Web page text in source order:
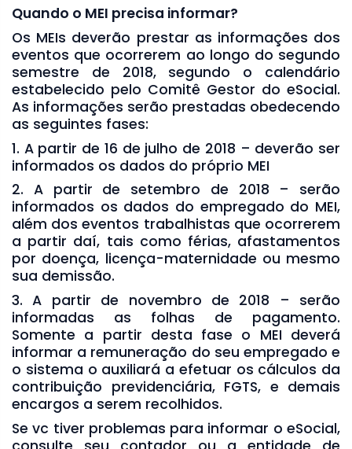
Quando o MEI precisa informar?
Os MEIs deverão prestar as informações dos
eventos que ocorrerem ao longo do segundo
semestre de 2018, segundo o calendário
estabelecido pelo Comitê Gestor do eSocial.
As informações serão prestadas obedecendo
as seguintes fases:
1. A partir de 16 de julho de 2018 – deverão ser
informados os dados do próprio MEI
2. A partir de setembro de 2018 – serão
informados os dados do empregado do MEI,
além dos eventos trabalhistas que ocorrerem
a partir daí, tais como férias, afastamentos
por doença, licença-maternidade ou mesmo
sua demissão.
3. A partir de novembro de 2018 – serão
informadas as folhas de pagamento.
Somente a partir desta fase o MEI deverá
informar a remuneração do seu empregado e
o sistema o auxiliará a efetuar os cálculos da
contribuição previdenciária, FGTS, e demais
encargos a serem recolhidos.
Se vc tiver problemas para informar o eSocial,